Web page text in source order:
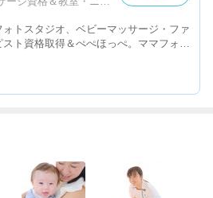
トスタジオ、ベビーマッサージ・ファ
ト資格取得＆ぺぺほっぺ。ママフォト
ジオオープン！大阪府内はもちろん全
格スクールで輝きたいママの自立・開